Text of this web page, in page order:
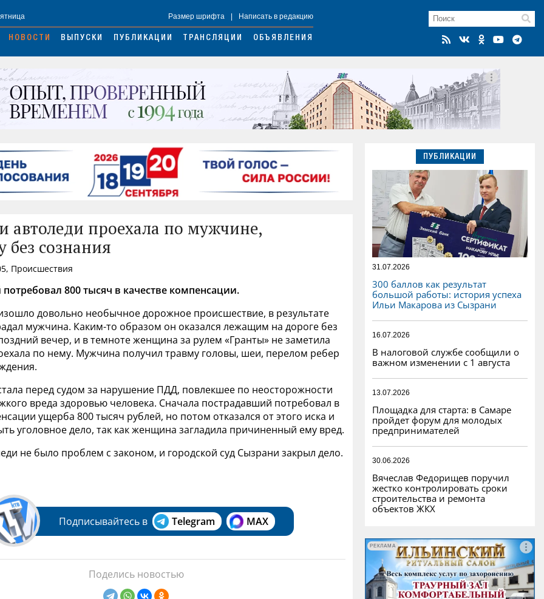
Размер шрифта Написать в редакцию
НОВОСТИ ВЫПУСКИ ПУБЛИКАЦИИ ТРАНСЛЯЦИИ ОБЪЯВЛЕНИЯ
автоледи проехала по мужчине,
без сознания
Происшествия
800 тысяч в качестве компенсации.
довольно необычное дорожное происшествие, в результате
мужчина. Каким-то образом он оказался лежащим на дороге без
вечер, и в темноте женщина за рулем «Гранты» не заметила
по нему. Мужчина получил травму головы, шеи, перелом ребер
перед судом за нарушение ПДД, повлекшее по неосторожности
вреда здоровью человека. Сначала пострадавший потребовал в
ущерба 800 тысяч рублей, но потом отказался от этого иска и
уголовное дело, так как женщина загладила причиненный ему вред.
не было проблем с законом, и городской суд Сызрани закрыл дело.
Подписывайтесь в Telegram MAX
Поделись новостью
ПУБЛИКАЦИИ
31.07.2026
300 баллов как результат
большой работы: история успеха
Ильи Макарова из Сызрани
16.07.2026
В налоговой службе сообщили о
важном изменении с 1 августа
13.07.2026
Площадка для старта: в Самаре
пройдет форум для молодых
предпринимателей
30.06.2026
Вячеслав Федорищев поручил
жестко контролировать сроки
строительства и ремонта
объектов ЖКХ
РЕКЛАМА